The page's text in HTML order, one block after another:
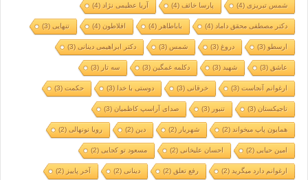
شمس تبریزی(4) پارسا خائف(4) آریا عظیمی نژاد (4)
دکتر مصطفی محقق داماد (4) باباطاهر (4) افلاطون(4) تنهایی(3)
ارسطو (3) دروغ (3) شمس (3) دکتر ابراهیمی دینانی(3)
عاشق (3) شهید (3) دکلمه غمگین (3) سه تار (3)
ارغوانم آنجاست(3) خرقانی(3) دوستی با خدا (3) حکمت(3)
تاجیکستان(3) تنبور (3) صدای آراسپ کاظمیان(3)
همایون پاپ میخواند (2) شهریار (2) دین (2) رویا نونهالی(2)
امین حیایی(2) احسان علیخانی(2) مسعود تو کجایی(2)
ارغوانم دارد میگرید (2) رفع تعلق (2) دینانی(2) آخر پاییز (2)